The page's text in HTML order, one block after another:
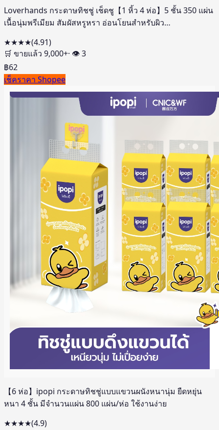
Loverhands กระดาษทิชชู่ เช็ดชู【1 หิ้ว 4 ห่อ】5 ชั้น 350 แผ่น
เนื้อนุ่มพรีเมียม สัมผัสหรูหรา อ่อนโยนสำหรับผิว
★★★★(4.91)
🛒 ขายแล้ว 9,000+· 👁3
฿62
เช็คราคา Shopee
【6 ห่อ】ipopi กระดาษทิชชู่แบบแขวนผนังหนานุ่ม ยืดหยุ่น
หนา 4 ชั้น มีจำนวนแผ่น 800 แผ่น/ห่อ ใช้งานง่าย
★★★★(4.9)